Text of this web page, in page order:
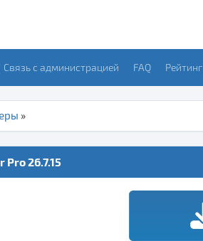
Связь с администрацией FAQ Рейтинг
»
26.7.15